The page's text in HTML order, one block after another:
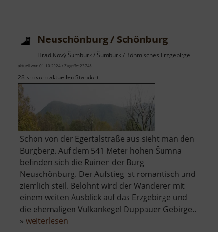
Neuschönburg / Schönburg
Hrad Nový Šumburk / Šumburk / Böhmisches Erzgebirge
aktuell vom 01.10.2024 / Zugriffe: 23748
28 km vom aktuellen Standort
Schon von der Egertalstraße aus sieht man den
Burgberg. Auf dem 541 Meter hohen Šumna
befinden sich die Ruinen der Burg
Neuschönburg. Der Aufstieg ist romantisch und
ziemlich steil. Belohnt wird der Wanderer mit
einem weiten Ausblick auf das Erzgebirge und
die ehemaligen Vulkankegel Duppauer Gebirge..
» weiterlesen